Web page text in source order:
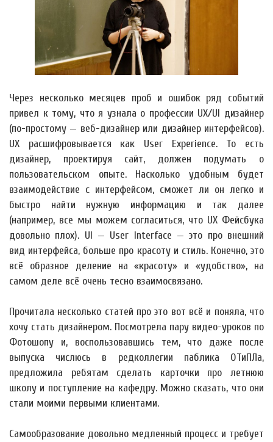
Через несколько месяцев проб и ошибок ряд событий
привел к тому, что я узнала о профессии UX/UI дизайнер
(по-простому — веб-дизайнер или дизайнер интерфейсов).
UX расшифровывается как User Experience. То есть
дизайнер, проектируя сайт, должен подумать о
пользовательском опыте. Насколько удобным будет
взаимодействие с интерфейсом, сможет ли он легко и
быстро найти нужную информацию и так далее
(например, все мы можем согласиться, что UX Фейсбука
довольно плох). UI — User Interface — это про внешний
вид интерфейса, больше про красоту и стиль. Конечно, это
всё образное деление на «красоту» и «удобство», на
самом деле всё очень тесно взаимосвязано.
Прочитала несколько статей про это вот всё и поняла, что
хочу стать дизайнером. Посмотрела пару видео-уроков по
Фотошопу и, воспользовавшись тем, что даже после
выпуска числюсь в редколлегии паблика ОТиПЛа,
предложила ребятам сделать карточки про летнюю
школу и поступление на кафедру. Можно сказать, что они
стали моими первыми клиентами.
Самообразование довольно медленный процесс и требует